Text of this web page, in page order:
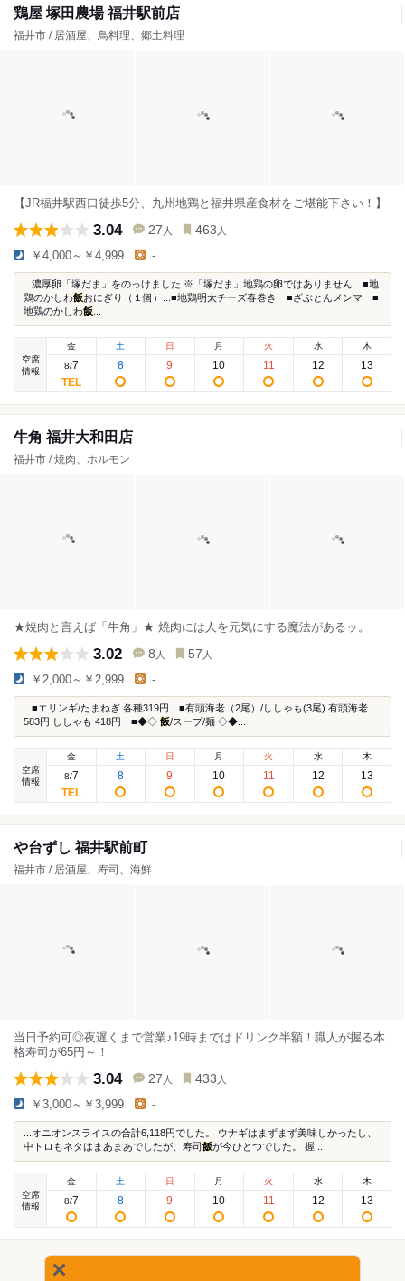
鶏屋 塚田農場 福井駅前店
福井市 / 居酒屋、鳥料理、郷土料理
【JR福井駅西口徒歩5分、九州地鶏と福井県産食材をご堪能下さい！】
3.04 27 人 463 人
￥4,000～￥4,999 -
...濃厚卵「塚だま」をのっけました ※「塚だま」地鶏の卵ではありません ■地
鶏のかしわ飯おにぎり（１個）...■地鶏明太チーズ春巻き ■ざぶとんメンマ ■
地鶏のかしわ飯
空席
情報
金
8/7
土
8
日
9
月
10
火
11
水
12
木
13
牛角 福井大和田店
福井市 / 焼肉、ホルモン
★焼肉と言えば「牛角」★ 焼肉には人を元気にする魔法があるッ。
3.02 8 人 57 人
￥2,000～￥2,999 -
...■エリンギ/たまねぎ 各種319円 ■有頭海老（2尾）/ししゃも(3尾) 有頭海老
583円 ししゃも 418円 ■◆◇ 飯/スープ/麺 ◇◆...
空席
情報
金
8/7
土
8
日
9
月
10
火
11
水
12
木
13
や台ずし 福井駅前町
福井市 / 居酒屋、寿司、海鮮
当日予約可◎夜遅くまで営業♪19時まではドリンク半額！職人が握る本
格寿司が65円～！
3.04 27 人 433 人
￥3,000～￥3,999 -
...オニオンスライスの合計6,118円でした。 ウナギはまずまず美味しかったし、
中トロもネタはまあまあでしたが、寿司 飯が今ひとつでした。 握...
空席
情報
金
8/7
土
8
日
9
月
10
火
11
水
12
木
13